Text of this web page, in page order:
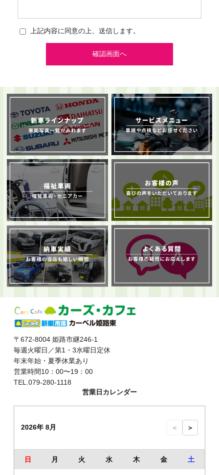
上記内容に同意の上、送信します。
〒672-8004 姫路市継246-1
毎週火曜日／第1・3水曜日定休
年末年始・夏季休業あり
営業時間10：00〜19：00
TEL.079-280-1118
営業日カレンダー
2026年 8月 ＜ ＞
日 月 火 水 木 金 土